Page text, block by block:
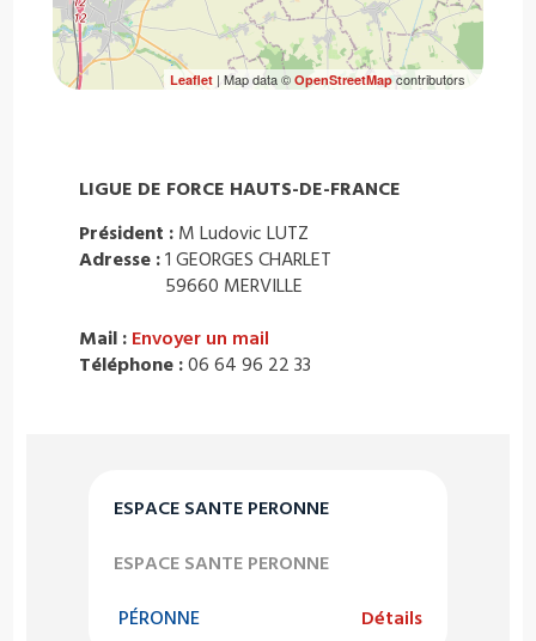
ESPACE SANTE PERONNE
ESPACE SANTE PERONNE
PÉRONNE Détails
Leaflet| Map data © OpenStreetMapcontributors
LIGUE DE FORCE HAUTS-DE-FRANCE
Président : M Ludovic LUTZ
Adresse :1 GEORGES CHARLET
59660 MERVILLE
Mail : Envoyer un mail
Téléphone :06 64 96 22 33